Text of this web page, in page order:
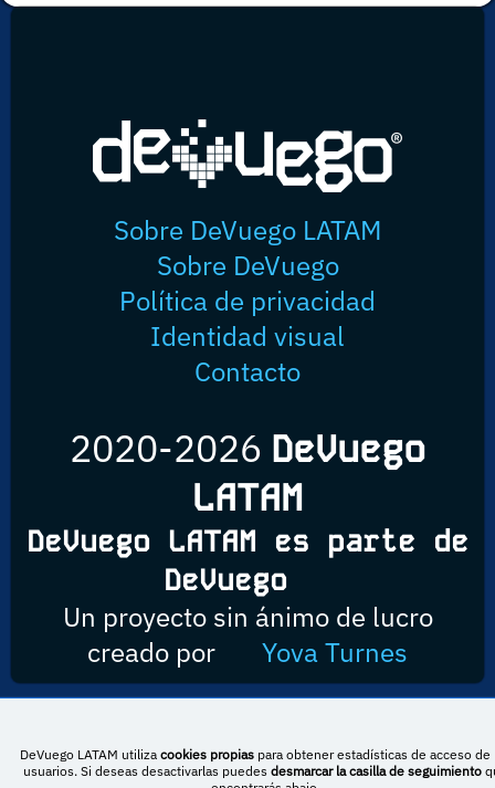
Sobre DeVuego LATAM
Sobre DeVuego
Política de privacidad
Identidad visual
Contacto
2020-2026 DeVuego
LATAM
DeVuego LATAM es parte de
DeVuego
Un proyecto sin ánimo de lucro
creado por
Yova Turnes
Esta obra está bajo una licencia de Creative Commons Reconocimiento-
NoComercial-CompartirIgual 4.0 Internacional
DeVuego LATAM utiliza cookies propiaspara obtener estadísticas de acceso de
usuarios. Si deseas desactivarlas puedes desmarcar la casilla de seguimiento